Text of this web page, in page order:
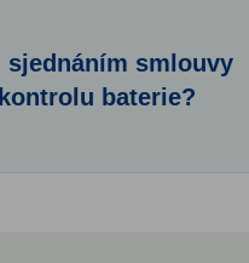
sjednáním smlouvy
baterie?